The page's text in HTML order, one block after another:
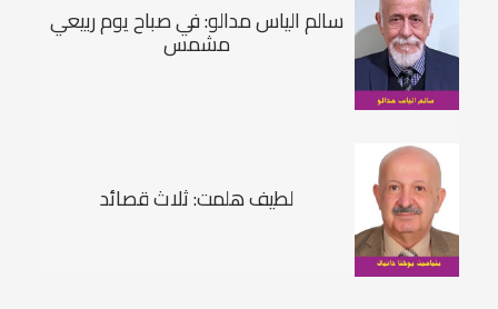
سالم الياس مدالو: في صباح يوم ربيعي
مشمس
لطيف هلمت: ثلاث قصائد